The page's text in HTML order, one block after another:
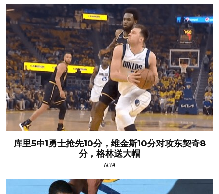
库里5中1勇士抢先10分，维金斯10分对攻东契奇8
分，格林送大帽
NBA